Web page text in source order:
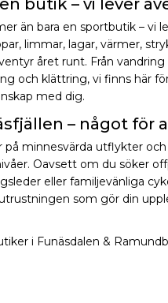
butik – vi lever
än bara en sportbutik – vi
limmar, lagar, värmer,
året runt. Från vandring
och klättring, vi finns här
med dig.
– något för
på minnesvärda utflykter
Oavsett om du söker
eller familjevänliga
som gör din
i Funäsdalen &